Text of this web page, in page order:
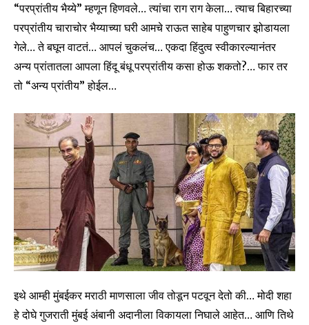
“परप्रांतीय भैय्ये” म्हणून हिणवले… त्यांचा राग राग केला… त्याच बिहारच्या
परप्रांतीय चाराचोर भैय्याच्या घरी आमचे राऊत साहेब पाहुणचार झोडायला
गेले… ते बघून वाटतं… आपलं चुकलंच… एकदा हिंदुत्व स्वीकारल्यानंतर
अन्य प्रांतातला आपला हिंदू बंधू परप्रांतीय कसा होऊ शकतो?… फार तर
तो “अन्य प्रांतीय” होईल…
इथे आम्ही मुंबईकर मराठी माणसाला जीव तोडून पटवून देतो की… मोदी शहा
हे दोघे गुजराती मुंबई अंबानी अदानीला विकायला निघाले आहेत… आणि तिथे